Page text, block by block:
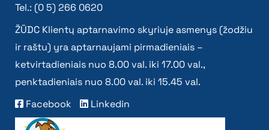
Tel.: (0 5) 266 0620
ŽŪDC Klientų aptarnavimo skyriuje asmenys (žodžiu
ir raštu) yra aptarnaujami pirmadieniais –
ketvirtadieniais nuo 8.00 val. iki 17.00 val.,
penktadieniais nuo 8.00 val. iki 15.45 val.
Facebook
Linkedin